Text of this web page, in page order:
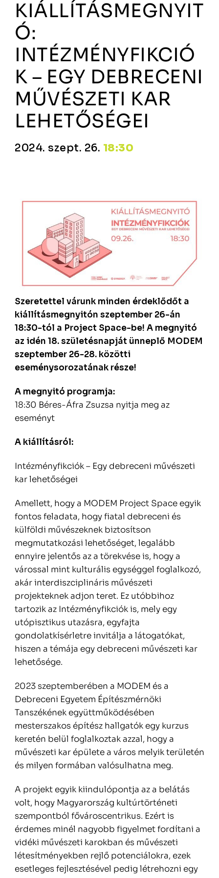
KIÁLLÍTÁSMEGNYIT
Ó:
INTÉZMÉNYFIKCIÓ
K – EGY DEBRECENI
MŰVÉSZETI KAR
LEHETŐSÉGEI
2024. szept. 26. 18:30
Szeretettel várunk minden érdeklődőt a
kiállításmegnyitón szeptember 26-án
18:30-tól a Project Space-be! A megnyitó
az idén 18. születésnapját ünneplő MODEM
szeptember 26-28. közötti
eseménysorozatának része!
A megnyitó programja:
18:30 Béres-Áfra Zsuzsa nyitja meg az
eseményt
A kiállításról:
Intézményfikciók – Egy debreceni művészeti
kar lehetőségei
Amellett, hogy a MODEM Project Space egyik
fontos feladata, hogy fiatal debreceni és
külföldi művészeknek biztosítson
megmutatkozási lehetőséget, legalább
ennyire jelentős az a törekvése is, hogy a
várossal mint kulturális egységgel foglalkozó,
akár interdiszciplináris művészeti
projekteknek adjon teret. Ez utóbbihoz
tartozik az Intézményfikciók is, mely egy
utópisztikus utazásra, egyfajta
gondolatkísérletre invitálja a látogatókat,
hiszen a témája egy debreceni művészeti kar
lehetősége.
2023 szeptemberében a MODEM és a
Debreceni Egyetem Építészmérnöki
Tanszékének együttműködésében
mesterszakos építész hallgatók egy kurzus
keretén belül foglalkoztak azzal, hogy a
művészeti kar épülete a város melyik területén
és milyen formában valósulhatna meg.
A projekt egyik kiindulópontja az a belátás
volt, hogy Magyarország kultúrtörténeti
szempontból fővároscentrikus. Ezért is
érdemes minél nagyobb figyelmet fordítani a
vidéki művészeti karokban és művészeti
létesítményekben rejlő potenciálokra, ezek
esetleges fejlesztésével pedig létrehozni egy